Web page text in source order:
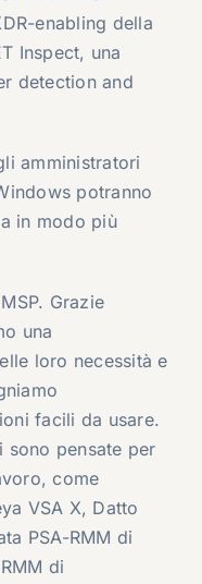
enabling della
Inspect, una
detection and
amministratori
potranno
in modo più
Grazie
una
loro necessità e
facili da usare.
sono pensate per
come
VSA X, Datto
PSA-RMM di
di